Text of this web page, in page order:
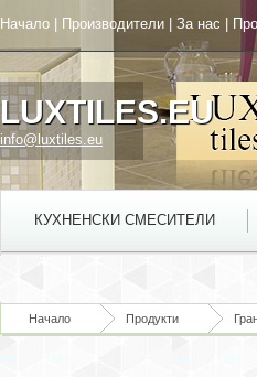
Начало Производители За нас
LUXTILES.EU
info@luxtiles.eu
КУХНЕНСКИ СМЕСИТЕЛИ
Начало Продукти